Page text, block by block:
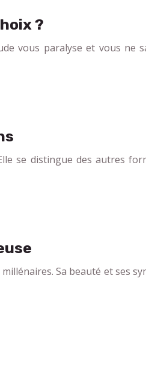
?
vous paralyse et vous
se distingue des autres
Sa beauté et ses